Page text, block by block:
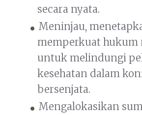
secara nyata.
Meninjau,
memperkuat hukum
untuk melindungi
kesehatan dalam
bersenjata.
Mengalokasikan